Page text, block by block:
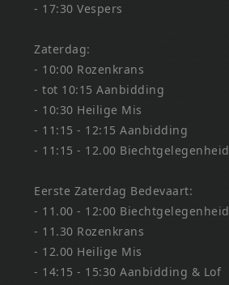
- 17:30 Vespers
Zaterdag:
- 10:00 Rozenkrans
- tot 10:15 Aanbidding
- 10:30 Heilige Mis
- 11:15 - 12:15 Aanbidding
- 11:15 - 12.00 Biechtgelegenheid
Eerste Zaterdag Bedevaart:
- 11.00 - 12:00 Biechtgelegenheid
- 11.30 Rozenkrans
- 12.00 Heilige Mis
- 14:15 - 15:30 Aanbidding & Lof